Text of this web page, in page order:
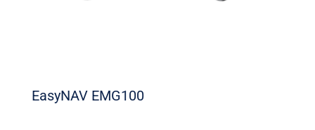
EasyNAV EMG100